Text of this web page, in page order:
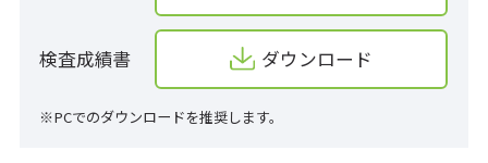
検査成績書 ダウンロード
※PCでのダウンロードを推奨します。